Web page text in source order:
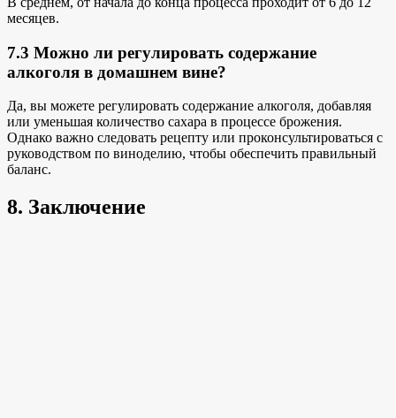
месяцев.
7.3 Можно ли регулировать содержание
алкоголя в домашнем вине?
Да, вы можете регулировать содержание алкоголя, добавляя
или уменьшая количество сахара в процессе брожения.
Однако важно следовать рецепту или проконсультироваться с
руководством по виноделию, чтобы обеспечить правильный
баланс.
8. Заключение